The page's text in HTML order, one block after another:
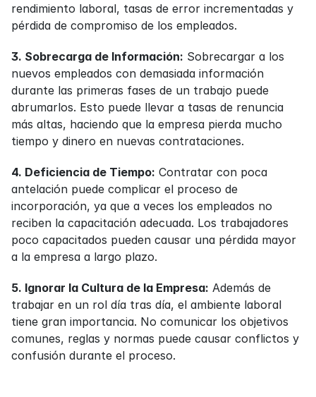
rendimiento laboral, tasas de error incrementadas y
pérdida de compromiso de los empleados.
3. Sobrecarga de Información: Sobrecargar a los
nuevos empleados con demasiada información
durante las primeras fases de un trabajo puede
abrumarlos. Esto puede llevar a tasas de renuncia
más altas, haciendo que la empresa pierda mucho
tiempo y dinero en nuevas contrataciones.
4. Deficiencia de Tiempo: Contratar con poca
antelación puede complicar el proceso de
incorporación, ya que a veces los empleados no
reciben la capacitación adecuada. Los trabajadores
poco capacitados pueden causar una pérdida mayor
a la empresa a largo plazo.
5. Ignorar la Cultura de la Empresa: Además de
trabajar en un rol día tras día, el ambiente laboral
tiene gran importancia. No comunicar los objetivos
comunes, reglas y normas puede causar conflictos y
confusión durante el proceso.